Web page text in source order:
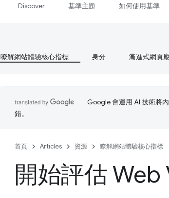
Discover 基準主題 如何使用基準
瞭解網站體驗核心指標 身分 漸進式網頁
Google 會運用 AI 技術將
錯。
首頁 Articles 資源 瞭解網站體驗核心指標
開始評估 Web